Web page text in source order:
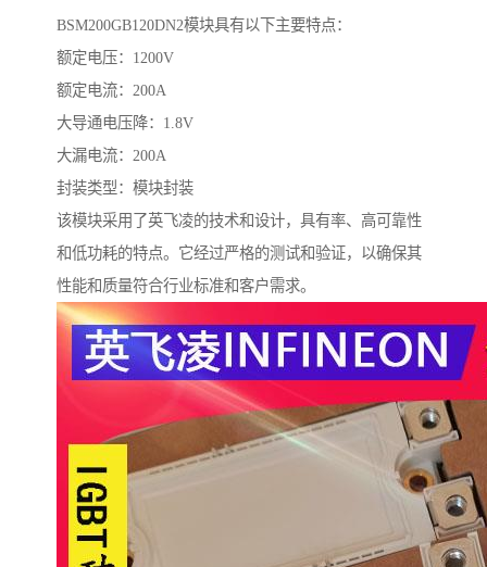
BSM200GB120DN2模块具有以下主要特点：
额定电压：1200V
额定电流：200A
大导通电压降：1.8V
大漏电流：200A
封装类型：模块封装
该模块采用了英飞凌的技术和设计，具有率、高可靠性
和低功耗的特点。它经过严格的测试和验证，以确保其
性能和质量符合行业标准和客户需求。